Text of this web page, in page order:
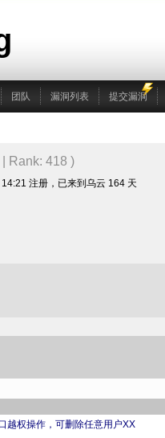
团队 漏洞列表 提交漏洞
| Rank: 418 )
注册，已来到乌云 164 天
越权操作，可删除任意用户XX